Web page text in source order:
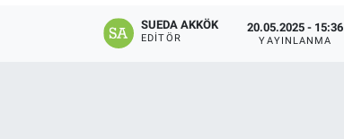
SUEDA AKKÖK
EDITÖR
20.05.2025 - 15:36
YAYINLANMA
EKONOMİ
Haber Arşivi